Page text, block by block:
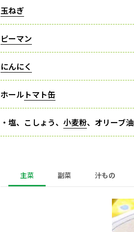
玉ねぎ
ピーマン
にんにく
ホール トマト缶
・塩、こしょう、 小麦粉、オリーブ油
主菜 副菜 汁もの